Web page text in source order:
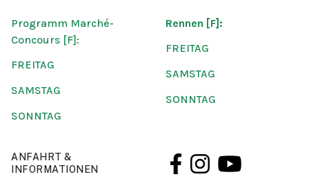
Programm Marché-
Concours [F]:
FREITAG
SAMSTAG
SONNTAG
Rennen [F]:
FREITAG
SAMSTAG
SONNTAG
ANFAHRT &
INFORMATIONEN